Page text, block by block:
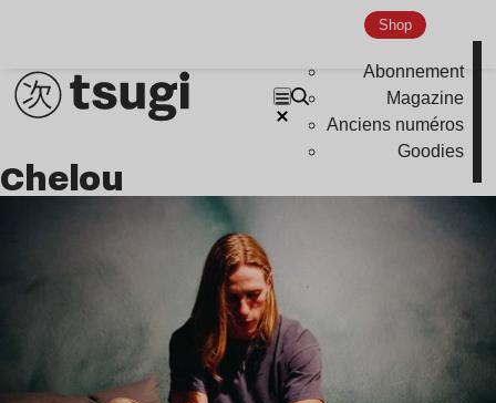
Shop
Abonnement
Magazine
Anciens numéros
Goodies
Chelou